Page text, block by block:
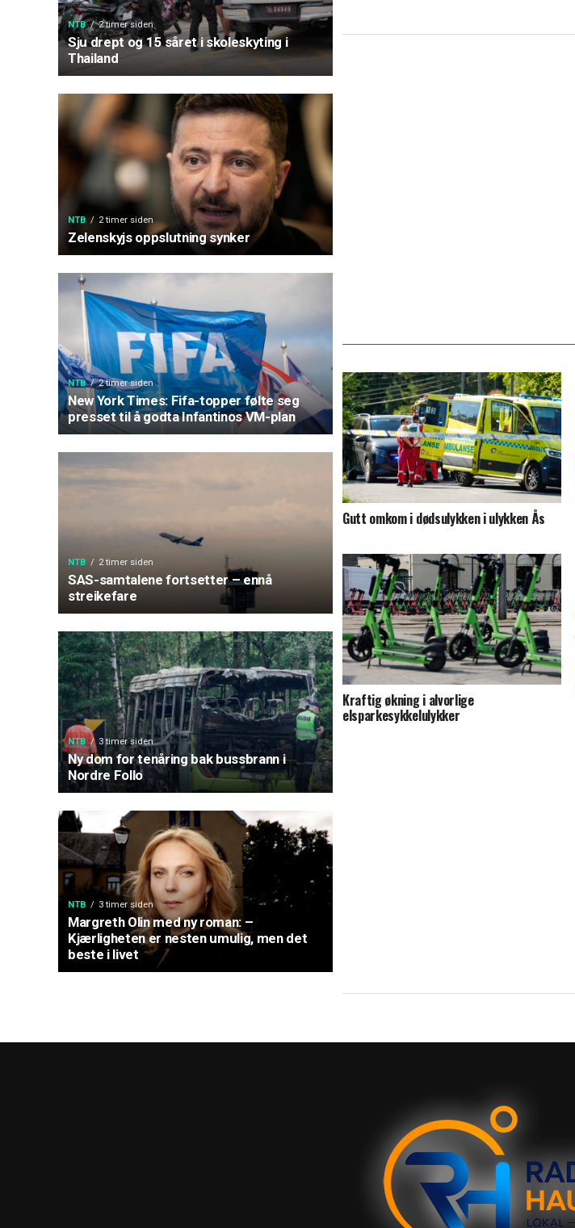
NTB 2 timer siden
Sju drept og 15 såret i skoleskyting i
Thailand
NTB 2 timer siden
Zelenskyjs oppslutning synker
NTB 2 timer siden
New York Times: Fifa-topper følte seg
presset til å godta Infantinos VM-plan
NTB 2 timer siden
SAS-samtalene fortsetter – ennå
streikefare
NTB 3 timer siden
Ny dom for tenåring bak bussbrann i
Nordre Follo
NTB 3 timer siden
Margreth Olin med ny roman: –
Kjærligheten er nesten umulig, men det
beste i livet
Gutt omkom i dødsulykken i ulykken Ås
Kraftig økning i alvorlige
elsparkesykkelulykker